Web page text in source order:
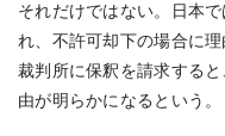
それだけではない。日本
れ、不許可却下の場合に
裁判所に保釈を請求する
由が明らかになるという。